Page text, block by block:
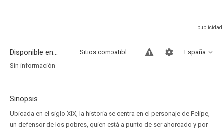
Disponible en... España
Sitios compatibles
Sin información
Sinopsis
Ubicada en el siglo XIX, la historia se centra en el personaje de Felipe,
un defensor de los pobres, quien está a punto de ser ahorcado y por